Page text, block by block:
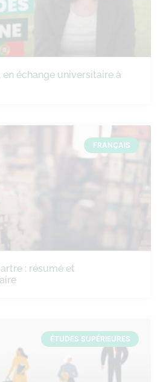
échange universitaire à
FRANÇAIS
: résumé et
ÉTUDES SUPÉRIEURES